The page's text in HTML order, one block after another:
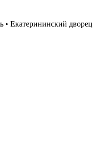
дворец